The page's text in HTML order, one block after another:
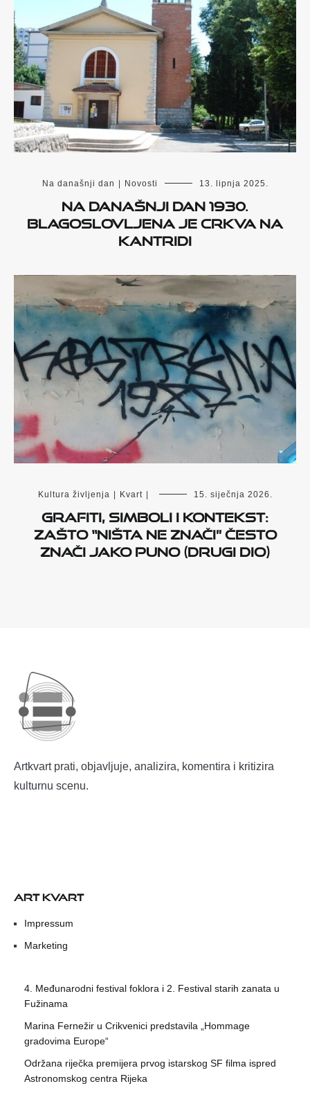
Na današnji dan | Novosti 13. lipnja 2025.
Na današnji dan 1930.
blagoslovljena je crkva na
Kantridi
Kultura življenja | Kvart | 15. siječnja 2026.
Grafiti, simboli i kontekst:
zašto “ništa ne znači” često
znači jako puno (drugi dio)
Artkvart prati, objavljuje, analizira, komentira i kritizira
kulturnu scenu.
ART KVART
Impressum
Marketing
4. Međunarodni festival foklora i 2. Festival starih zanata u
Fužinama
Marina Fernežir u Crikvenici predstavila „Hommage
gradovima Europe“
Održana riječka premijera prvog istarskog SF filma ispred
Astronomskog centra Rijeka